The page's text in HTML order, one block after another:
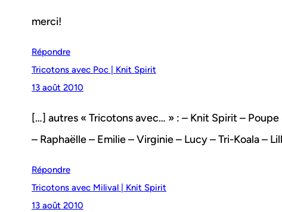
merci!
Répondre
Tricotons avec Poc | Knit Spirit
13 août 2010
[…] autres « Tricotons avec… » : – Knit Spirit – Poupe
– Raphaëlle – Emilie – Virginie – Lucy – Tri-Koala –
Répondre
Tricotons avec Milival | Knit Spirit
13 août 2010